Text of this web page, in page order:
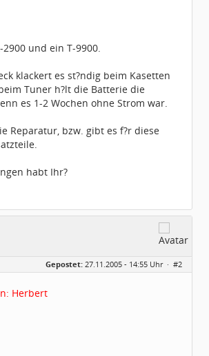
und ein T-9900.
klackert es st?ndig beim Kasetten
Tuner h?lt die Batterie die
es 1-2 Wochen ohne Strom war.
Reparatur, bzw. gibt es f?r diese
habt Ihr?
Gepostet: 27.11.2005 - 14:55 Uhr · #2
Herbert